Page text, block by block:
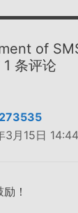
of
条评论
3月15日 14:44
！